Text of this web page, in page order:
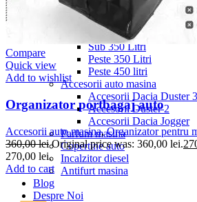
Navigație Skoda
Navigație Toyota
Portbagaj Plafon Auto
Sub 350 Litri
Peste 350 Litri
Peste 450 litri
Accesorii auto masina
Accesorii Dacia Duster 3
Accesorii Duster 2
Accesorii Dacia Jogger
Parfum masina
Copertine auto
Incalzitor diesel
Antifurt masina
Blog
Despre Noi
Compare
Quick view
Add to wishlist
Organizator portbagaj auto
Accesorii auto masina,Organizator pentru
360,00lei Original price was: 360,00 lei.
270,00 lei.
Add to cart